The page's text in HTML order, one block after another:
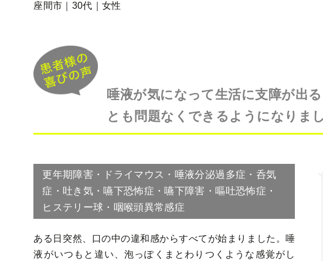
座間市｜30代｜女性
唾液が気になって生活に支障が出
とも問題なくできるようになりまし
更年期障害・ドライマウス・唾液分泌過多症・呑気
症・吐き気・嚥下恐怖症・嚥下障害・嘔吐恐怖症・
ヒステリー球・咽喉頭異常感症
ある日突然、口の中の違和感からすべてが始まりました。唾
液がいつもと違い、泡っぽくまとわりつくような感覚がし